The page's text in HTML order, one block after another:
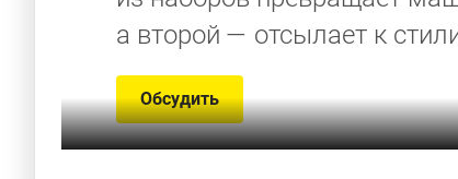
а второй — отсылает к
Обсудить